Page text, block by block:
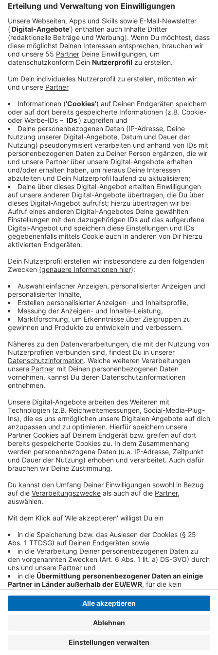
Am Niederrhein sind Frauen in der Kommunalpolitik
noch unterrepräsentiert. Nur etwa 30 Prozent der
zu ändern, hat die Volkshochschule in Zusammenarbeit
Veranstaltungsreihe "Frau macht Politik" ins Leben
gerufen. Am 20. März 2025 um 19 Uhr können Frauen
im Café Noah in Nettetal-Kaldenkirchen in die Arbeit
der Kommunalpolitikerinnen reinschnuppern.
Anzeige
Einblick und Vernetzung
Anzeige
Ratspolitikerinnen aus Nettetal und Grefrath
beantworten Fragen zu ihrer Arbeit und bieten Raum
für Austausch und Vernetzung. Die Veranstaltung
Möglichkeiten erfahren möchten, Einfluss auf die
politische Gestaltung ihrer Region zu nehmen.
Anzeige
Weitere Veranstaltungen und Anmeldung
Anzeige
In diesem Jahr sind noch drei weitere Veranstaltungen
geplant. Informationen zum Programm gibt es online.
Interessierte können sich per E-Mail an
monika.ioannidis@nettetal.deanmelden. Die
Gleichstellungsbeauftragten des Kreises Viersen und
die Volkshochschule freuen sich auf zahlreiche
Anzeige
Anzeige